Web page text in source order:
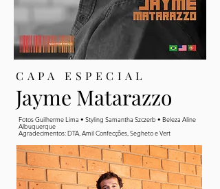
CAPA ESPECIAL
Jayme Matarazzo
Fotos Guilherme Lima • Styling Samantha Szczerb • Beleza Aline
Albuquerque
Agradecimentos: DTA, Amil Confecções, Segheto e Vert